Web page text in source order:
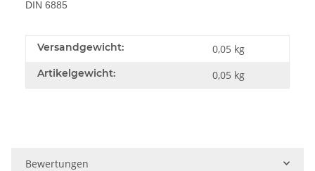
DIN 6885
Versandgewicht: 0,05 kg
Artikelgewicht: 0,05 kg
Bewertungen